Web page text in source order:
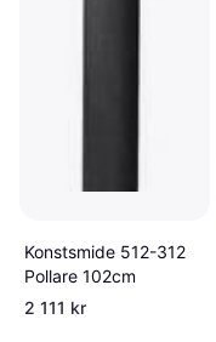
Konstsmide 512-312
Pollare 102cm
2 111 kr